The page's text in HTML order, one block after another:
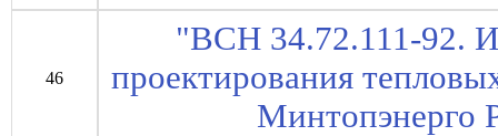
46
"ВСН 34.72.111-92.
проектирования
Минтопэнерго